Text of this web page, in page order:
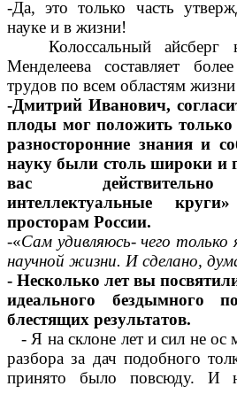
-Да, это только часть
науке и в жизни!
Колоссальный айсберг
Менделеева составляет
трудов по всем областям
-Дмитрий Иванович,
плоды мог положить только
разносторонние знания и
науку были столь широки и
вас действительно
интеллектуальные
просторам России.
-«Сам удивляюсь- чего только
научной жизни. И сделано,
- Несколько лет вы
идеального бездымного
блестящих результатов.
- Я на склоне лет и сил не ос
разбора за дач подобного
принято было повсюду. И